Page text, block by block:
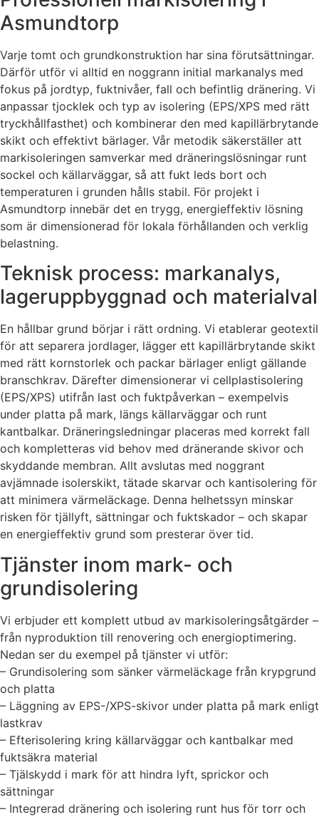
Asmundtorp
Varje tomt och grundkonstruktion har sina förutsättningar.
Därför utför vi alltid en noggrann initial markanalys med
fokus på jordtyp, fuktnivåer, fall och befintlig dränering. Vi
anpassar tjocklek och typ av isolering (EPS/XPS med rätt
tryckhållfasthet) och kombinerar den med kapillärbrytande
skikt och effektivt bärlager. Vår metodik säkerställer att
markisoleringen samverkar med dräneringslösningar runt
sockel och källarväggar, så att fukt leds bort och
temperaturen i grunden hålls stabil. För projekt i
Asmundtorp innebär det en trygg, energieffektiv lösning
som är dimensionerad för lokala förhållanden och verklig
belastning.
Teknisk process: markanalys,
lageruppbyggnad och materialval
En hållbar grund börjar i rätt ordning. Vi etablerar geotextil
för att separera jordlager, lägger ett kapillärbrytande skikt
med rätt kornstorlek och packar bärlager enligt gällande
branschkrav. Därefter dimensionerar vi cellplastisolering
(EPS/XPS) utifrån last och fuktpåverkan – exempelvis
under platta på mark, längs källarväggar och runt
kantbalkar. Dräneringsledningar placeras med korrekt fall
och kompletteras vid behov med dränerande skivor och
skyddande membran. Allt avslutas med noggrant
avjämnade isolerskikt, tätade skarvar och kantisolering för
att minimera värmeläckage. Denna helhetssyn minskar
risken för tjällyft, sättningar och fuktskador – och skapar
en energieffektiv grund som presterar över tid.
Tjänster inom mark- och
grundisolering
Vi erbjuder ett komplett utbud av markisoleringsåtgärder –
från nyproduktion till renovering och energioptimering.
Nedan ser du exempel på tjänster vi utför:
– Grundisolering som sänker värmeläckage från krypgrund
och platta
– Läggning av EPS-/XPS-skivor under platta på mark enligt
lastkrav
– Efterisolering kring källarväggar och kantbalkar med
fuktsäkra material
– Tjälskydd i mark för att hindra lyft, sprickor och
sättningar
– Integrerad dränering och isolering runt hus för torr och